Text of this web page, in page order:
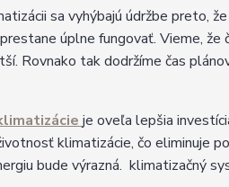
sa vyhýbajú údržbe preto,
úplne fungovať. Vieme,
Rovnako tak dodržíme čas
je oveľa lepšia
klimatizácie, čo eliminuje
bude výrazná. klimatizačný